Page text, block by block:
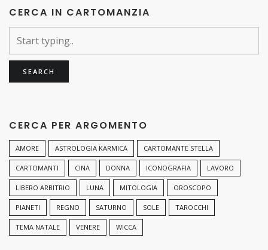
CERCA IN CARTOMANZIA
CERCA PER ARGOMENTO
AMORE ASTROLOGIA KARMICA CARTOMANTE STELLA
CARTOMANTI CINA DONNA ICONOGRAFIA LAVORO
LIBERO ARBITRIO LUNA MITOLOGIA OROSCOPO
PIANETI REGNO SATURNO SOLE TAROCCHI
TEMA NATALE VENERE WICCA